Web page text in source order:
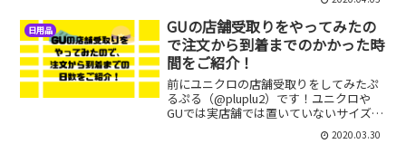
心していたら、どうやら10年以上前から
あるようでした(笑)ただよく使うのは、よ
くある形状で一滴ずつ...
日用品
GUの店舗受取りをやってみたの
で注文から到着までのかかった時
間をご紹介！
前にユニクロの店舗受取りをしてみたぷ
るぷる（@pluplu2）です！ユニクロや
GUでは実店舗では置いていないサイズや
限定デザインなどがオンラインストアに
2020.03.30